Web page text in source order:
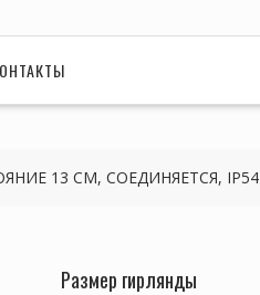
13 СМ, СОЕДИНЯЕТСЯ, IP54
Размер гирлянды